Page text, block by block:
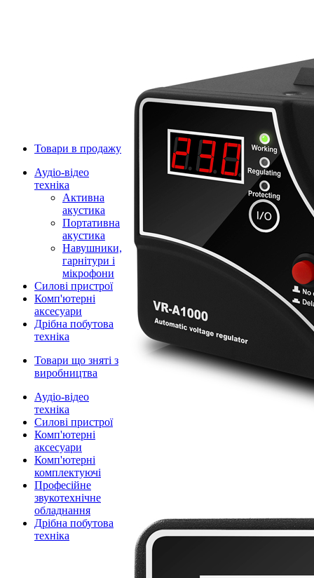
Товари в продажу
Аудіо-відео
техніка
Активна
акустика
Портативна
акустика
Навушники,
гарнітури і
мікрофони
Силові пристрої
Комп'ютерні
аксесуари
Дрібна побутова
техніка
Товари що зняті з
виробництва
Аудіо-відео
техніка
Силові пристрої
Комп'ютерні
аксесуари
Комп'ютерні
комплектуючі
Професійне
звукотехнічне
обладнання
Дрібна побутова
техніка